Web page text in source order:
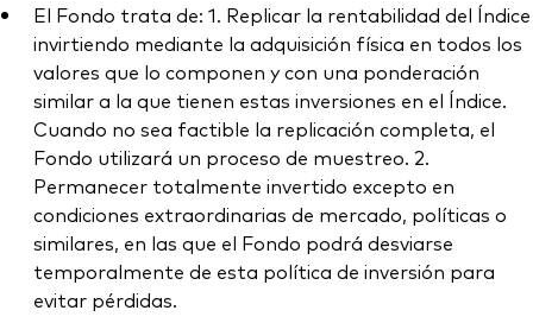
El Fondo trata de: 1. Replicar la rentabilidad del Índice
invirtiendo mediante la adquisición física en todos los
valores que lo componen y con una ponderación
similar a la que tienen estas inversiones en el Índice.
Cuando no sea factible la replicación completa, el
Fondo utilizará un proceso de muestreo. 2.
Permanecer totalmente invertido excepto en
condiciones extraordinarias de mercado, políticas o
similares, en las que el Fondo podrá desviarse
temporalmente de esta política de inversión para
evitar pérdidas.